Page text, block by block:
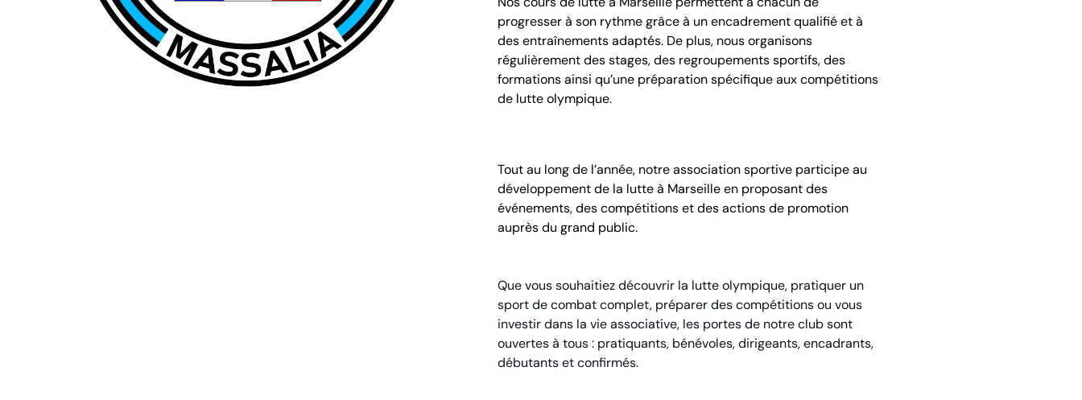
progresser à son rythme grâce à un encadrement qualifié et à
des entraînements adaptés. De plus, nous organisons
régulièrement des stages, des regroupements sportifs, des
formations ainsi qu’une préparation spécifique aux compétitions
de lutte olympique.
Tout au long de l’année, notre association sportive participe au
développement de la lutte à Marseille en proposant des
événements, des compétitions et des actions de promotion
auprès du grand public.
Que vous souhaitiez découvrir la lutte olympique, pratiquer un
sport de combat complet, préparer des compétitions ou vous
investir dans la vie associative, les portes de notre club sont
ouvertes à tous : pratiquants, bénévoles, dirigeants, encadrants,
débutants et confirmés.